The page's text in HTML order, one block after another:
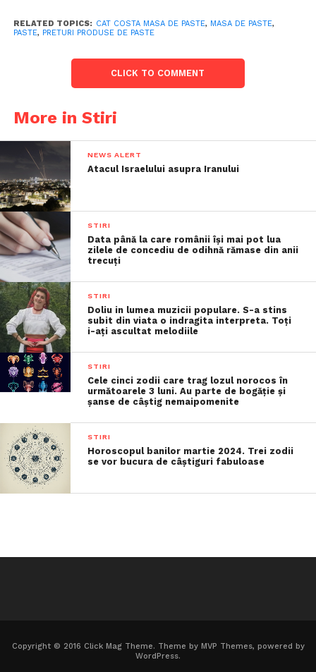
RELATED TOPICS: CAT COSTA MASA DE PASTE, MASA DE PASTE,
PASTE, PRETURI PRODUSE DE PASTE
CLICK TO COMMENT
More in Stiri
NEWS ALERT
Atacul Israelului asupra Iranului
STIRI
Data până la care românii îşi mai pot lua
zilele de concediu de odihnă rămase din anii
trecuţi
STIRI
Doliu in lumea muzicii populare. S-a stins
subit din viata o indragita interpreta. Toți
i-ați ascultat melodiile
STIRI
Cele cinci zodii care trag lozul norocos în
următoarele 3 luni. Au parte de bogăție și
șanse de câștig nemaipomenite
STIRI
Horoscopul banilor martie 2024. Trei zodii
se vor bucura de câștiguri fabuloase
Copyright © 2016 Click Mag Theme. Theme by MVP Themes, powered by
WordPress.